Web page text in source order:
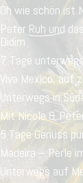
Oh wie schön ist
Peter Ruh und
Didim
7 Tage
Viva Mexico, auf
Unterwegs in
Mit Nicole &
5 Tage Genuss
Madeira – Perle
Unterwegs auf